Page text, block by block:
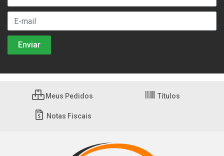
Meus Pedidos Títulos
Notas Fiscais